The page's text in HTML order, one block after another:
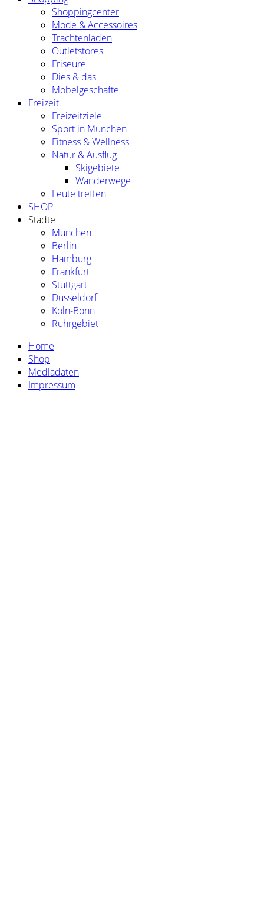
Shoppingcenter
Mode & Accessoires
Trachtenläden
Outletstores
Friseure
Dies & das
Möbelgeschäfte
Freizeit
Freizeitziele
Sport in München
Fitness & Wellness
Natur & Ausflug
Skigebiete
Wanderwege
Leute treffen
SHOP
Städte
München
Berlin
Hamburg
Frankfurt
Stuttgart
Düsseldorf
Köln-Bonn
Ruhrgebiet
Home
Shop
Mediadaten
Impressum